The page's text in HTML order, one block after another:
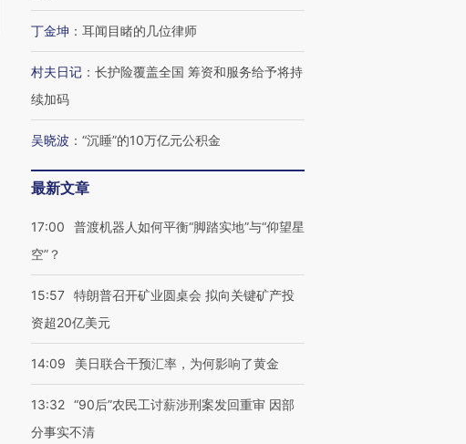
会，让数智科技“链”接产
【特别呈现】寻找100种
有意思的生活方式·第三对
CFO：不靠规模取胜，华
丁金坤 ： 耳闻目睹的几位律师
村夫日记 ： 长护险覆盖全国 筹资和服务给予将持
续加码
吴晓波 ： “沉睡”的10万亿元公积金
最新文章
17:00
普渡机器人如何平衡“脚踏实地”与“仰望星
空”？
15:57 特朗普召开矿业圆桌会 拟向关键矿产投
资超20亿美元
14:09 美日联合干预汇率，为何影响了黄金
13:32 “90后”农民工讨薪涉刑案发回重审 因部
分事实不清